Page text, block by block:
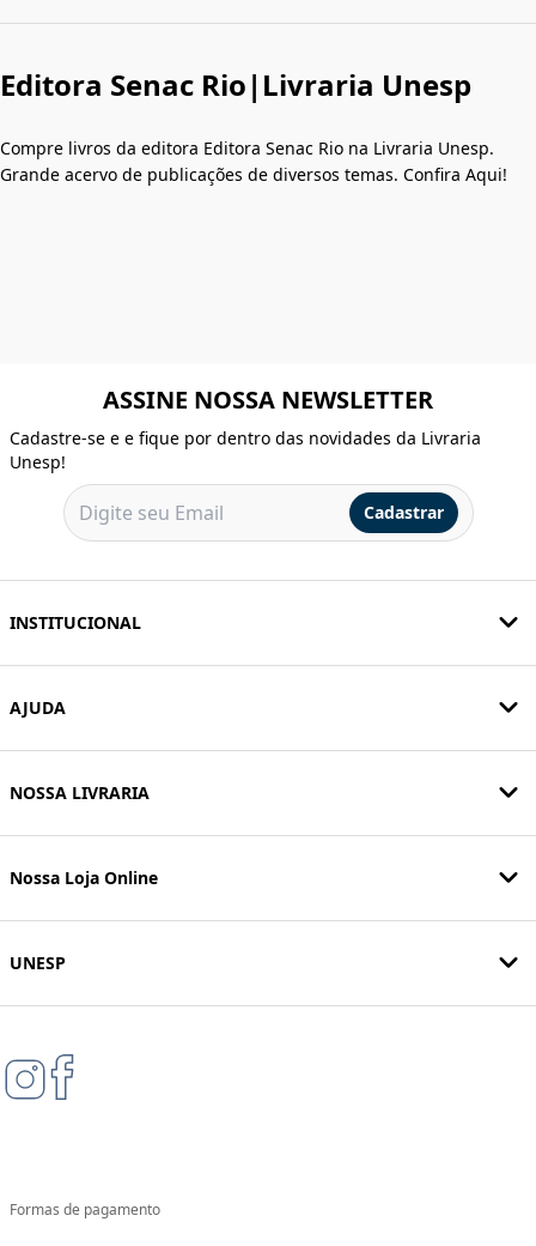
Editora Senac Rio|Livraria Unesp
Compre livros da editora Editora Senac Rio na Livraria Unesp.
Grande acervo de publicações de diversos temas. Confira Aqui!
ASSINE NOSSA NEWSLETTER
Cadastre-se e e fique por dentro das novidades da Livraria
Unesp!
Cadastrar
INSTITUCIONAL
AJUDA
NOSSA LIVRARIA
Nossa Loja Online
UNESP
Formas de pagamento